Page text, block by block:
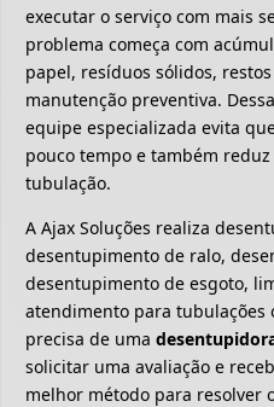
executar o serviço com mais
problema começa com
papel, resíduos sólidos,
manutenção preventiva.
equipe especializada evita
pouco tempo e também
tubulação.
A Ajax Soluções realiza
desentupimento de ralo,
desentupimento de esgoto,
atendimento para tubulações
precisa de uma
solicitar uma avaliação e
melhor método para resolver